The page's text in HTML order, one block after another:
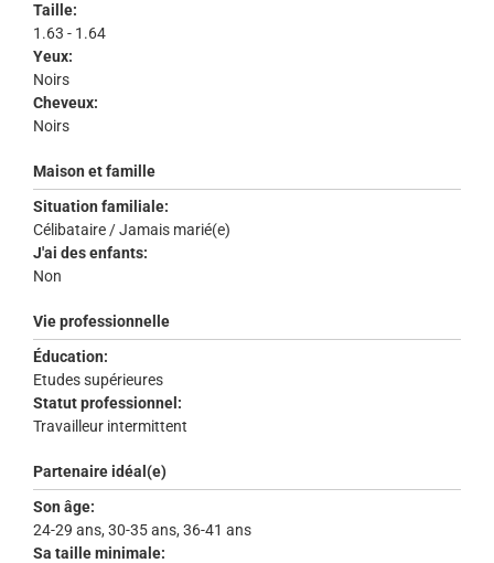
Taille:
1.63 - 1.64
Yeux:
Noirs
Cheveux:
Noirs
Maison et famille
Situation familiale:
Célibataire / Jamais marié(e)
J'ai des enfants:
Non
Vie professionnelle
Éducation:
Etudes supérieures
Statut professionnel:
Travailleur intermittent
Partenaire idéal(e)
Son âge:
24-29 ans, 30-35 ans, 36-41 ans
Sa taille minimale: